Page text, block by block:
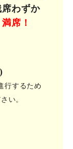
わずか
満席！
行するため
い。